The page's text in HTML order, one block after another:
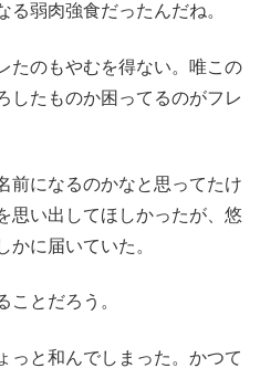
弱肉強食だったんだね。
たのもやむを得ない。唯この
したものか困ってるのがフレ
前になるのかなと思ってたけ
思い出してほしかったが、悠
かに届いていた。
ことだろう。
っと和んでしまった。かつて